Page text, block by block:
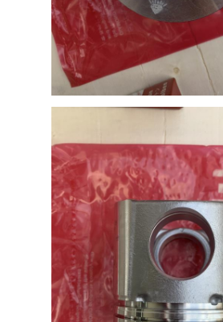
Thuis
Producten
over ons
Rondleiding door de fabriek
Kwaliteitscontrole
Neem contact met ons op
Nieuws